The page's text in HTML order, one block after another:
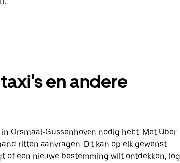
en andere
Orsmaal-Gussenhoven nodig hebt. Met Uber
ritten aanvragen. Dit kan op elk gewenst
of een nieuwe bestemming wilt ontdekken, log